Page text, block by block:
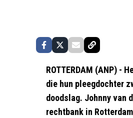
ROTTERDAM (ANP) -
die hun pleegdochter
doodslag. Johnny van
rechtbank in